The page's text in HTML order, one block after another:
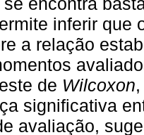
inferir que
a relação
de Wilcoxon
significativa
avaliação,